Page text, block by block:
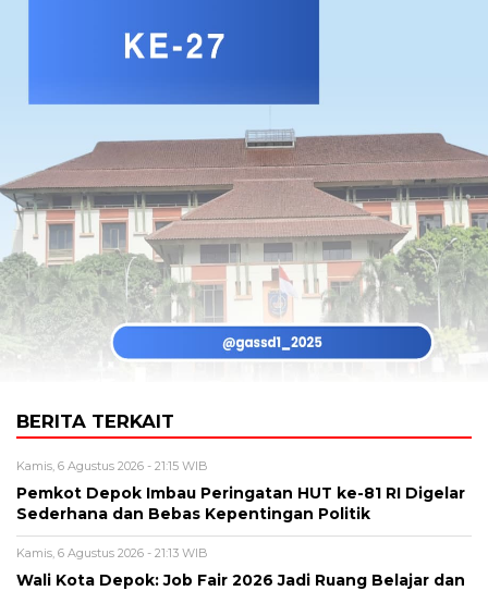
BERITA TERKAIT
Kamis, 6 Agustus 2026 - 21:15 WIB
Pemkot Depok Imbau Peringatan HUT ke-81 RI Digelar
Sederhana dan Bebas Kepentingan Politik
Kamis, 6 Agustus 2026 - 21:13 WIB
Wali Kota Depok: Job Fair 2026 Jadi Ruang Belajar dan